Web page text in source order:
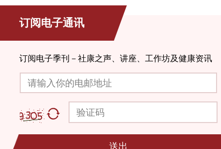
订阅电子通讯
订阅电子季刊－社康之声、讲座、工作坊及健康资讯
请输入你的电邮地址
验证码
送出